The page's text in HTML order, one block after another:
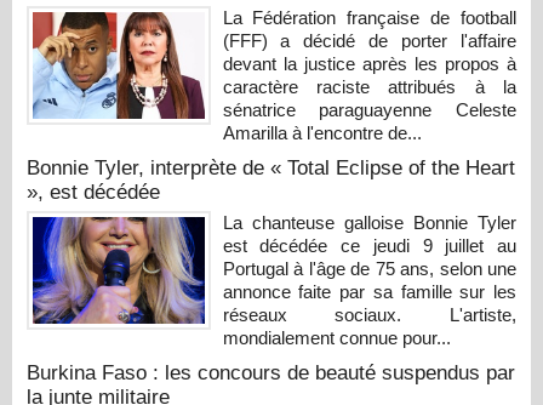
La Fédération française de football
(FFF) a décidé de porter l'affaire
devant la justice après les propos à
caractère raciste attribués à la
sénatrice paraguayenne Celeste
Amarilla à l'encontre de...
Bonnie Tyler, interprète de « Total Eclipse of the Heart
», est décédée
La chanteuse galloise Bonnie Tyler
est décédée ce jeudi 9 juillet au
Portugal à l'âge de 75 ans, selon une
annonce faite par sa famille sur les
réseaux sociaux. L'artiste,
mondialement connue pour...
Burkina Faso : les concours de beauté suspendus par
la junte militaire